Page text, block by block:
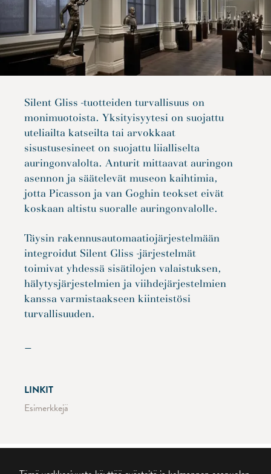
Silent Gliss -tuotteiden turvallisuus on
monimuotoista. Yksityisyytesi on suojattu
uteliailta katseilta tai arvokkaat
sisustusesineet on suojattu liialliselta
auringonvalolta. Anturit mittaavat auringon
asennon ja säätelevät museon kaihtimia,
jotta Picasson ja van Goghin teokset eivät
koskaan altistu suoralle auringonvalolle.
Täysin rakennusautomaatiojärjestelmään
integroidut Silent Gliss -järjestelmät
toimivat yhdessä sisätilojen valaistuksen,
hälytysjärjestelmien ja viihdejärjestelmien
kanssa varmistaakseen kiinteistösi
turvallisuuden.
—
LINKIT
Esimerkkejä